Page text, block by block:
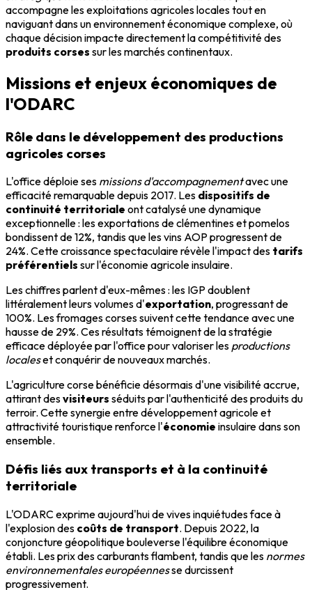
accompagne les exploitations agricoles locales tout en
naviguant dans un environnement économique complexe, où
chaque décision impacte directement la compétitivité des
produits corses sur les marchés continentaux.
Missions et enjeux économiques de
l'ODARC
Rôle dans le développement des productions
agricoles corses
L'office déploie ses missions d'accompagnementavec une
efficacité remarquable depuis 2017. Les dispositifs de
continuité territoriale ont catalysé une dynamique
exceptionnelle : les exportations de clémentines et pomelos
bondissent de 12%, tandis que les vins AOP progressent de
24%. Cette croissance spectaculaire révèle l'impact des tarifs
préférentiels sur l'économie agricole insulaire.
Les chiffres parlent d'eux-mêmes : les IGP doublent
littéralement leurs volumes d'exportation, progressant de
100%. Les fromages corses suivent cette tendance avec une
hausse de 29%. Ces résultats témoignent de la stratégie
efficace déployée par l'office pour valoriser les productions
localeset conquérir de nouveaux marchés.
L'agriculture corse bénéficie désormais d'une visibilité accrue,
attirant desvisiteurs séduits par l'authenticité des produits du
terroir. Cette synergie entre développement agricole et
attractivité touristique renforce l'économie insulaire dans son
ensemble.
Défis liés aux transports et à la continuité
territoriale
L'ODARC exprime aujourd'hui de vives inquiétudes face à
l'explosion des coûts de transport. Depuis 2022, la
conjoncture géopolitique bouleverse l'équilibre économique
établi. Les prix des carburants flambent, tandis que les normes
environnementales européennesse durcissent
progressivement.